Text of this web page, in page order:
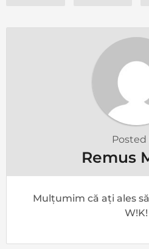
Posted
Remus
Mulțumim că ați ales
W!K!